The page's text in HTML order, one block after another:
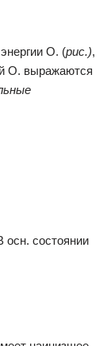
О. (рис.),
О. выражаются
осн. состоянии